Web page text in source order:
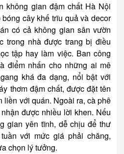
không gian đậm chất Hà Nội
cây khế trĩu quả và decor
có cả không gian sân vườn
trong nhà được trang bị điều
tập hay làm việc. Ban công
điểm nhấn cho những ai mê
khá đa dạng, nổi bật với
thơm đậm chất, được đặt tên
liền với quán. Ngoài ra, cà phê
được nhiều lời khen. Nếu
gian yên tĩnh, dễ chịu để thư
với mức giá phải chăng,
chọn lý tưởng.